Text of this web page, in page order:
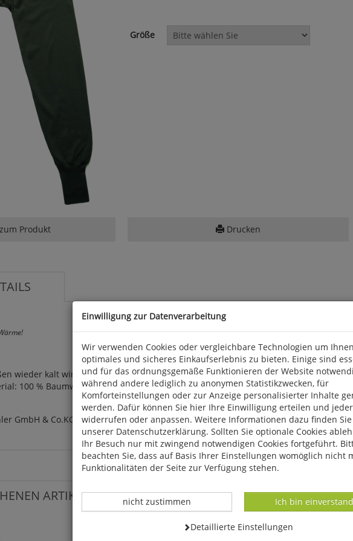
Größe
Produkt Drucken
wieder kalt wird, ist diese lange, original Bundeswehr-Unterhose eine Wohltat.
100 % Baumwolle. Lieferbare Größen: 4 (XS/46), 5 (S/48), 6 (M/50), 7 (L/52), 8 (XL/
GmbH & Co.KG, Am Forsthaus 3, D 36163 Poppenhausen, info@leokoehler.com
ARTIKEL:
Einwilligung zur Datenverarbeitung
Wir verwenden Cookies oder vergleichbare Technologien um
optimales und sicheres Einkaufserlebnis zu bieten. Einige sind
und für das ordnungsgemäße Funktionieren der Website
während andere lediglich zu anonymen Statistikzwecken, für
Komforteinstellungen oder zur Anzeige personalisierter Inhalte
werden. Dafür können Sie hier Ihre Einwilligung erteilen und
widerrufen oder anpassen. Weitere Informationen dazu finden
unserer Datenschutzerklärung. Sollten Sie optionale Cookies
Ihr Besuch nur mit zwingend notwendigen Cookies fortgeführt.
beachten Sie, dass auf Basis Ihrer Einstellungen womöglich nicht
Funktionalitäten der Seite zur Verfügung stehen.
Datenverarbeitung
Ich bin
Datenverarbeitung -
nicht zustimmen
Datenverarbeitung -
Detaillierte Einstellungen